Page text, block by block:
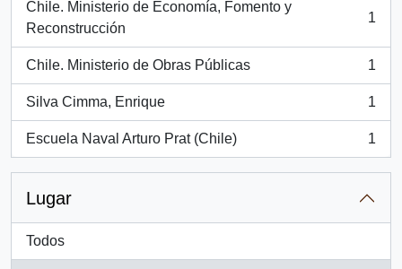
Chile. Ministerio de Economía, Fomento y
Reconstrucción
, 1 resultados
1
Chile. Ministerio de Obras Públicas
, 1 resultados
1
Silva Cimma, Enrique
, 1 resultados
1
Escuela Naval Arturo Prat (Chile)
, 1 resultados
1
Lugar
Todos